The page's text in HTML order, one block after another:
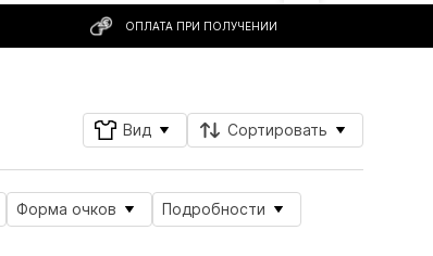
ОПЛАТА ПРИ ПОЛУЧЕНИИ
Вид Сортировать
Форма очков Подробности